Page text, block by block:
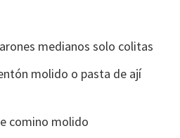
medianos solo colitas
molido o pasta de ají
comino molido